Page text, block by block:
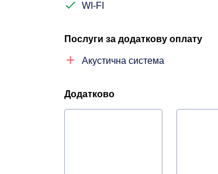
WI-FI
Послуги за додаткову оплату
Акустична система
Додатково